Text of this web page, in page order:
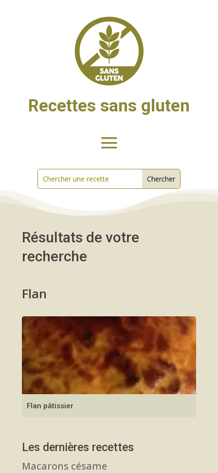
Recettes sans gluten
Résultats de votre
recherche
Flan
Flan pâtissier
Les dernières recettes
Macarons césame